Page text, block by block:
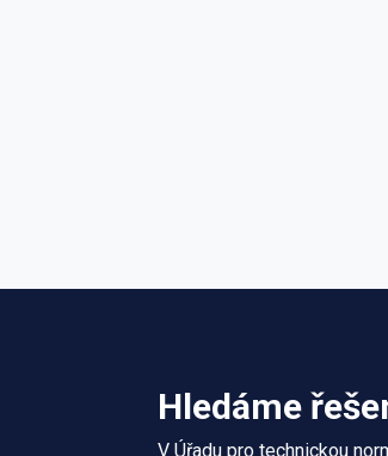
Hledáme
V Úřadu pro technickou